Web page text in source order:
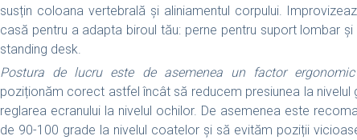
susțin coloana vertebrală și aliniamentul corpului.
casă pentru a adapta biroul tău: perne pentru suport lombar
standing desk.
Postura de lucru este de asemenea un factor
poziționăm corect astfel încât să reducem presiunea la nivelul
reglarea ecranului la nivelul ochilor. De asemenea este
de 90-100 grade la nivelul coatelor și să evităm poziții